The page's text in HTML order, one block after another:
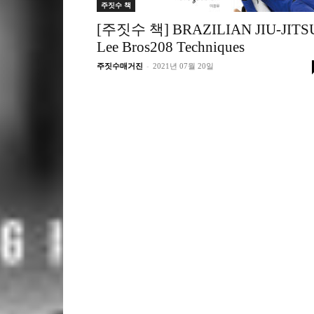
주짓수 책
[주짓수 책] BRAZILIAN JIU-
Lee Bros208 Techniques
주짓수매거진 - 2021년 07월 20일